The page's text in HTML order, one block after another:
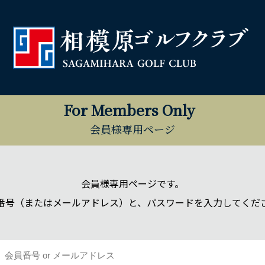
For Members Only
会員様専用ページ
会員様専用ページです。
号（またはメールアドレス）と、パスワードを入力してくだ